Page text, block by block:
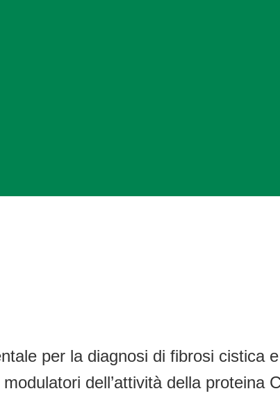
per la diagnosi di fibrosi cistica
dell’attività della